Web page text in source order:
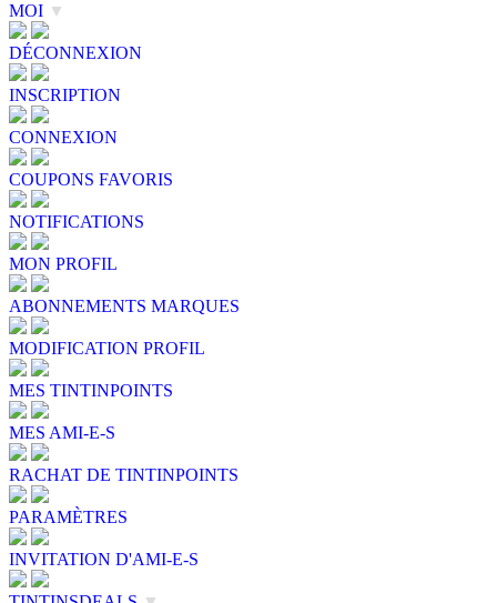
MOI ▼
DÉCONNEXION
INSCRIPTION
CONNEXION
COUPONS FAVORIS
NOTIFICATIONS
MON PROFIL
ABONNEMENTS MARQUES
MODIFICATION PROFIL
MES TINTINPOINTS
MES AMI-E-S
RACHAT DE TINTINPOINTS
PARAMÈTRES
INVITATION D'AMI-E-S